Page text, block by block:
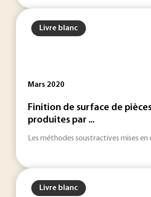
Livre blanc
Mars 2020
Finition de surface de
produites par ...
Les méthodes soustractives mises
Livre blanc